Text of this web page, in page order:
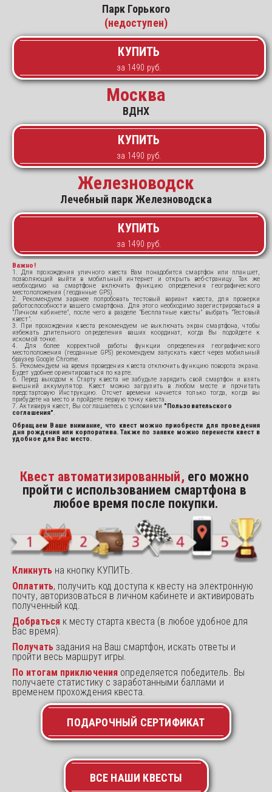
Парк Горького
(недоступен)
КУПИТЬ
Москва
ВДНХ
КУПИТЬ
Железноводск
Лечебный парк Железноводска
КУПИТЬ
Важно!
1. Для прохождения уличного квеста Вам понадобится смартфон или планшет,
позволяющий выйти в мобильный интернет и открыть веб-страницу. Так же
необходимо на смартфоне включить функцию определения географического
местоположения (геоданные GPS).
2. Рекомендуем заранее попробовать тестовый вариант квеста, для проверки
работоспособности вашего смартфона. Для этого необходимо зарегистрироваться в
"Личном кабинете", после чего в разделе "Бесплатные квесты" выбрать "Тестовый
квест".
3. При прохождении квеста рекомендуем не выключать экран смартфона, чтобы
избежать длительного определения ваших координат, когда Вы подойдете к
искомой точке.
4. Для более корректной работы функции определения географического
местоположения (геоданные GPS) рекомендуем запускать квест через мобильный
браузер Google Chrome.
5. Рекомендуем на время проведения квеста отключить функцию поворота экрана.
Будет удобнее ориентироваться по карте.
6. Перед выходом к Старту квеста не забудьте зарядить свой смартфон и взять
внешний аккумулятор. Квест можно загрузить в любом месте и прочитать
предстартовую Инструкцию. Отсчет времени начнется только тогда, когда вы
прибудете на место и пройдете первую точку квеста.
7. Активируя квест, Вы соглашаетесь с условиями "Пользовательского
соглашения"
Обращаем Ваше внимание, что квест можно приобрести для проведения
дня рождения или корпоратива. Также по заявке можно перенести квест в
удобное для Вас место.
Квест автоматизированный, его можно
пройти с использованием смартфона в
любое время после покупки.
Кликнуть на кнопку КУПИТЬ.
Оплатить, получить код доступа к квесту на электронную
почту, авторизоваться в личном кабинете и активировать
полученный код.
Добраться к месту старта квеста (в любое удобное для
Вас время).
Получать задания на Ваш смартфон, искать ответы и
пройти весь маршрут игры.
По итогам приключения определяется победитель. Вы
получаете статистику с заработанными баллами и
временем прохождения квеста.
ПОДАРОЧНЫЙ СЕРТИФИКАТ
ВСЕ НАШИ КВЕСТЫ